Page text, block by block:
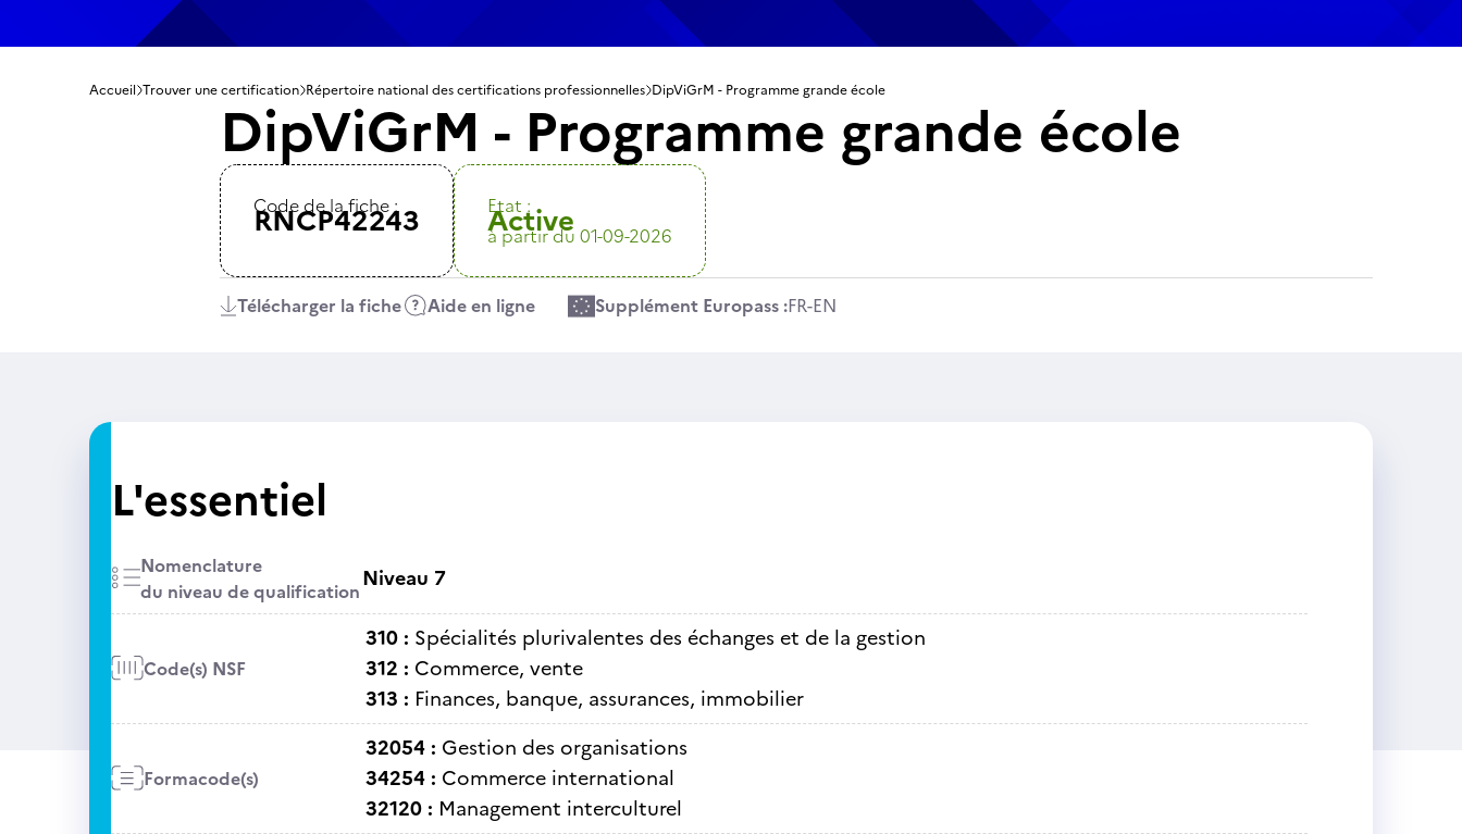
Accueil Trouver une certification Répertoire national des certifications professionnelles DipViGrM - Programme grande école
DipViGrM - Programme grande école
Code de la fiche :
RNCP42243 Etat :
Active
à partir du 01-09-2026
Télécharger la fiche Aide en ligne Supplément Europass :FR-EN
L'essentiel
Nomenclature
du niveau de qualificationNiveau 7
Code(s) NSF
310 : Spécialités plurivalentes des échanges et de la gestion
312 : Commerce, vente
313 : Finances, banque, assurances, immobilier
Formacode(s)
32054 : Gestion des organisations
34254 : Commerce international
32120 : Management interculturel